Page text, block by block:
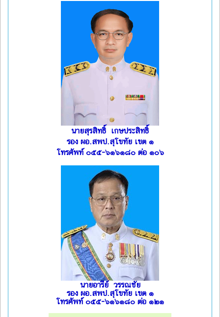
นายสุรสิทธิ์ เกษประสิทธิ์
รอง ผอ.สพป.สุโขทัย เขต ๑
โทรศัพท์ ๐๕๕-๖๑๖๑๘๐ ต่อ ๑๐๖
นายอารีย์ วรรณชัย
รอง ผอ.สพป.สุโขทัย เขต ๑
โทรศัพท์ ๐๕๕-๖๑๖๑๘๐ ต่อ ๑๒๑